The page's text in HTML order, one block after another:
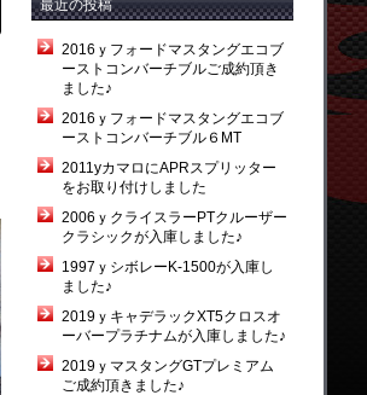
最近の投稿
2016ｙフォードマスタングエコブ
ーストコンバーチブルご成約頂き
ました♪
2016ｙフォードマスタングエコブ
ーストコンバーチブル６MT
2011yカマロにAPRスプリッター
をお取り付けしました
2006ｙクライスラーPTクルーザー
クラシックが入庫しました♪
1997ｙシボレーK-1500が入庫し
ました♪
2019ｙキャデラックXT5クロスオ
ーバープラチナムが入庫しました♪
2019ｙマスタングGTプレミアム
ご成約頂きました♪